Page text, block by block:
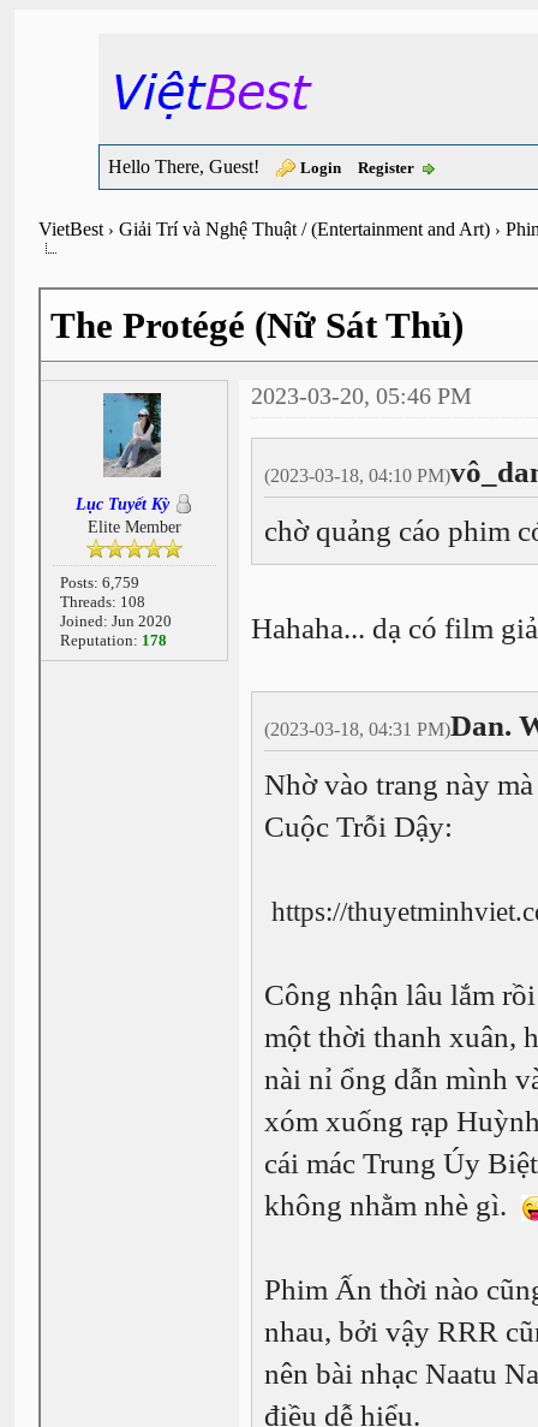
Hello There, Guest! Login Register
VietBest›Giải Trí và Nghệ Thuật / (Entertainment and Art) ›
The Protégé (Nữ Sát Thủ)
Lục Tuyết Kỳ
Elite Member
Posts: 6,759
Threads: 108
Joined: Jun 2020
Reputation: 178
2023-03-20, 05:46 PM
(2023-03-18, 04:10 PM)
chờ quảng cáo phim
Hahaha... dạ có film
(2023-03-18, 04:31 PM)Dan.
Nhờ vào trang này
Cuộc Trỗi Dậy:
https://
Công nhận lâu lắm
một thời thanh xuân,
nài nỉ ổng dẫn mình
xóm xuống rạp
cái mác Trung Úy
không nhằm nhè gì.
Phim Ấn thời nào
nhau, bởi vậy RRR
nên bài nhạc Naatu
điều dễ hiểu.